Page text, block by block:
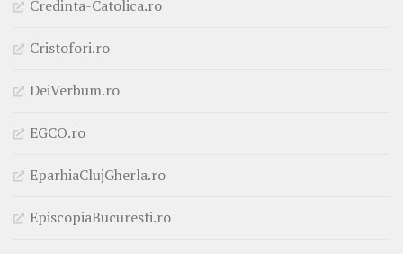
Credinta-Catolica.ro
Cristofori.ro
DeiVerbum.ro
EGCO.ro
EparhiaClujGherla.ro
EpiscopiaBucuresti.ro